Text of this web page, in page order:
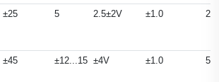
±25 5 2.5±2V ±1.0
±45 ±12...15 ±4V ±1.0 50